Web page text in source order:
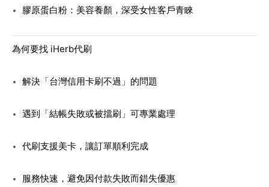
膠原蛋白粉：美容養顏，深受女性客戶青睞
為何要找 iHerb代刷
解決「台灣信用卡刷不過」的問題
遇到「結帳失敗或被擋刷」可專業處理
代刷支援美卡，讓訂單順利完成
服務快速，避免因付款失敗而錯失優惠